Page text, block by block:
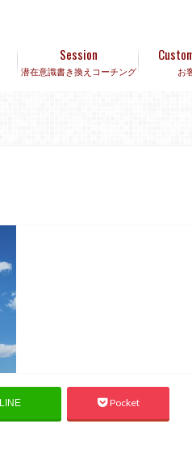
潜在意識書き換えコーチング
Session
お
LINE Pocket